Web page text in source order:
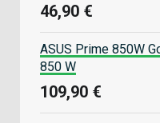
46,90 €
ASUS Prime 850W
850 W
109,90 €